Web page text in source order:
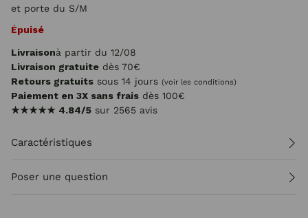
et porte du S/M
Épuisé
Livraisonà partir du 12/08
Livraison gratuite dès 70€
Retours gratuits sous 14 jours (voir les conditions)
Paiement en 3X sans frais dès 100€
★★★★★ 4.84/5 sur 2565 avis
Caractéristiques
Poser une question